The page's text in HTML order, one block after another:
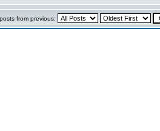
from previous: